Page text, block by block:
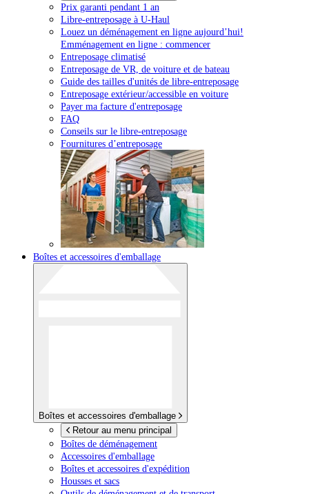
Prix garanti pendant 1 an
Libre-entreposage à U-Haul
Louez un déménagement en ligne aujourd’hui!
Emménagement en ligne : commencer
Entreposage climatisé
Entreposage de VR, de voiture et de bateau
Guide des tailles d'unités de libre-entreposage
Entreposage extérieur/accessible en voiture
Payer ma facture d'entreposage
FAQ
Conseils sur le libre-entreposage
Fournitures d’entreposage
Boîtes et accessoires d'emballage
Boîtes et accessoires d'emballage
Retour au menu principal
Boîtes de déménagement
Accessoires d'emballage
Boîtes et accessoires d'expédition
Housses et sacs